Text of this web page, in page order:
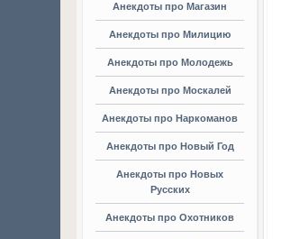
Анекдоты про Магазин
Анекдоты про Милицию
Анекдоты про Молодежь
Анекдоты про Москалей
Анекдоты про Наркоманов
Анекдоты про Новый Год
Анекдоты про Новых
Русских
Анекдоты про Охотников